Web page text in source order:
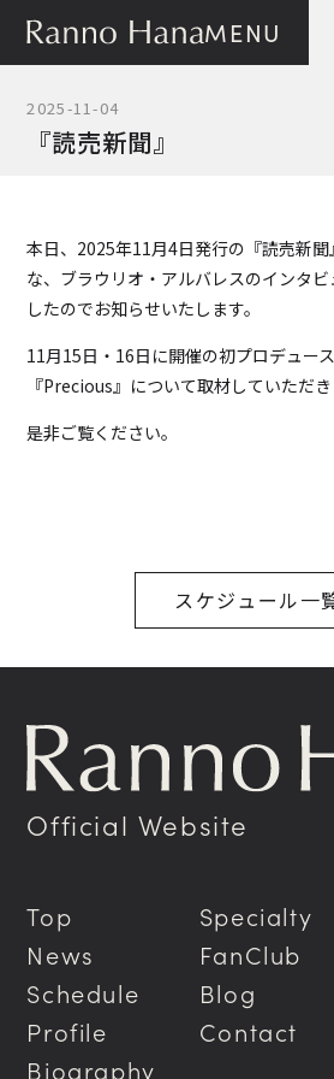
MENU
2025-11-04
『読売新聞』
本日、2025年11月4日発行の『読売新
な、ブラウリオ・アルバレスのインタ
したのでお知らせいたします。
11月15日・16日に開催の初プロデュー
『Precious』について取材していただき
是非ご覧ください。
スケジュール一
Official Website
Top
News
Schedule
Profile
Biography
Specialty
FanClub
Blog
Contact